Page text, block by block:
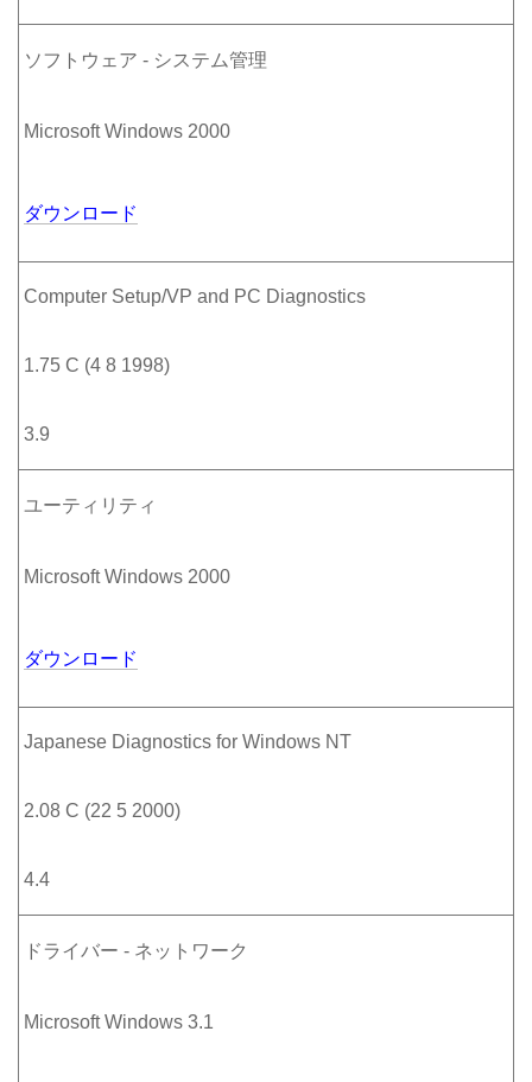
ソフトウェア - システム管理
Microsoft Windows 2000
ダウンロード
Computer Setup/VP and PC Diagnostics
1.75 C (4 8 1998)
3.9
ユーティリティ
Microsoft Windows 2000
ダウンロード
Japanese Diagnostics for Windows NT
2.08 C (22 5 2000)
4.4
ドライバー - ネットワーク
Microsoft Windows 3.1